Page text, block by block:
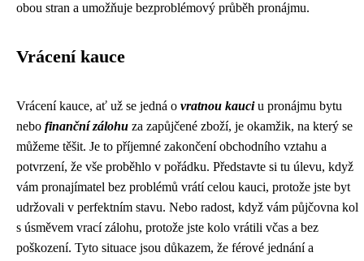
obou stran a umožňuje bezproblémový průběh pronájmu.
Vrácení kauce
Vrácení kauce, ať už se jedná o vratnou kauciu pronájmu bytu
nebo finanční zálohu za zapůjčené zboží, je okamžik, na který se
můžeme těšit. Je to příjemné zakončení obchodního vztahu a
potvrzení, že vše proběhlo v pořádku. Představte si tu úlevu, když
vám pronajímatel bez problémů vrátí celou kauci, protože jste byt
udržovali v perfektním stavu. Nebo radost, když vám půjčovna kol
s úsměvem vrací zálohu, protože jste kolo vrátili včas a bez
poškození. Tyto situace jsou důkazem, že férové jednání a